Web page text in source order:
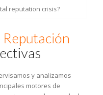
reputation crisis?
y analizamos
motores de